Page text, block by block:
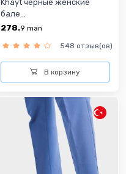
Khayt чёрные женские
бале...
278.9 man
548 отзыв(ов)
В корзину